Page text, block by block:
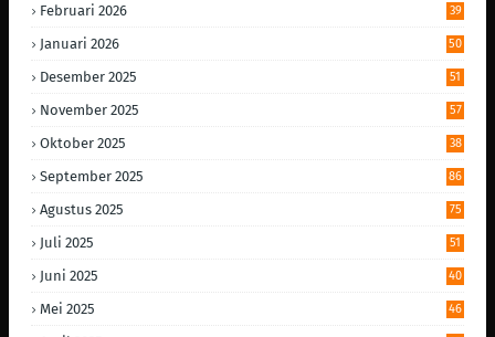
Februari 2026 39
Januari 2026 50
Desember 2025 51
November 2025 57
Oktober 2025 38
September 2025 86
Agustus 2025 75
Juli 2025 51
Juni 2025 40
Mei 2025 46